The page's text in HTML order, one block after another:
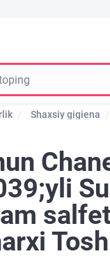
Shaxsiy gigiena